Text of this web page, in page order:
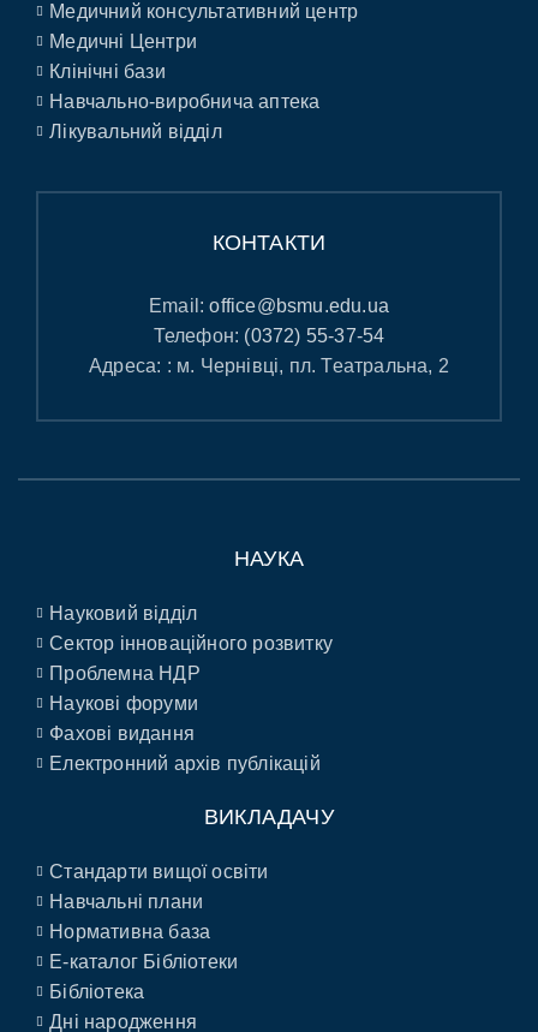
Медичний консультативний центр
Медичні Центри
Клінічні бази
Навчально-виробнича аптека
Лікувальний відділ
КОНТАКТИ
Email:office@bsmu.edu.ua
Телефон: (0372) 55-37-54
Адреса: : м. Чернівці, пл. Театральна, 2
НАУКА
Науковий відділ
Сектор інноваційного розвитку
Проблемна НДР
Наукові форуми
Фахові видання
Електронний архів публікацій
ВИКЛАДАЧУ
Стандарти вищої освіти
Навчальні плани
Нормативна база
E-каталог Бібліотеки
Бібліотека
Дні народження